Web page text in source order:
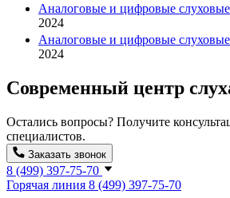
​Аналоговые и цифровые
2024
​Аналоговые и цифровые
2024
Современный центр
Остались вопросы? Получите
специалистов.
Заказать звонок
8 (499) 397-75-70
Горячая линия 8 (499) 397-75-70